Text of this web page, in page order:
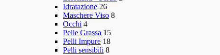
Idratazione 26
Maschere Viso 8
Occhi 4
Pelle Grassa 15
Pelli Impure 18
Pelli sensibili 8